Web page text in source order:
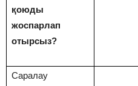
қоюды
жоспарлап
отырсыз?
Саралау